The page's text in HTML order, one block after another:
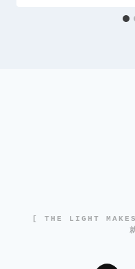
[ THE LIGHT